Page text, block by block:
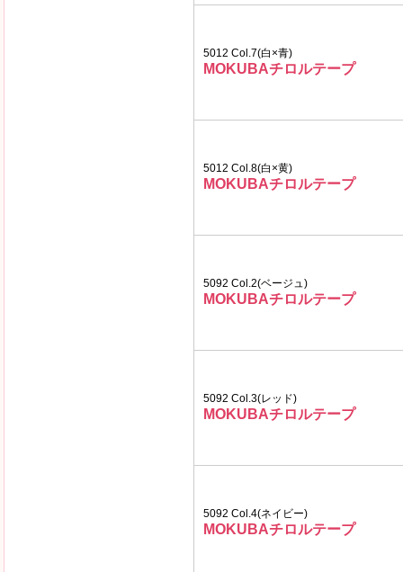
5012 Col.7(白×青)
MOKUBAチロルテープ
5012 Col.8(白×黄)
MOKUBAチロルテープ
5092 Col.2(ベージュ)
MOKUBAチロルテープ
5092 Col.3(レッド)
MOKUBAチロルテープ
5092 Col.4(ネイビー)
MOKUBAチロルテープ